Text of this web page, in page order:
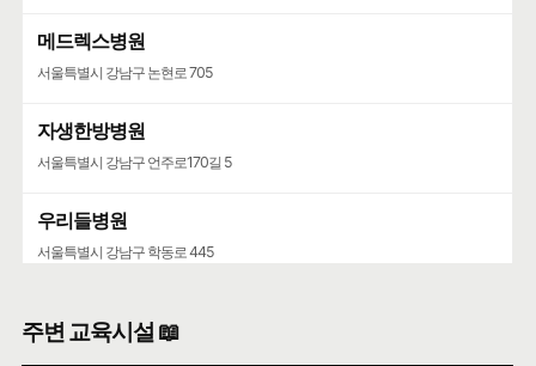
메드렉스병원
서울특별시 강남구 논현로 705
자생한방병원
서울특별시 강남구 언주로170길 5
우리들병원
서울특별시 강남구 학동로 445
서울특별시 강남구 삼성로147길 46
주변 교육시설 📖